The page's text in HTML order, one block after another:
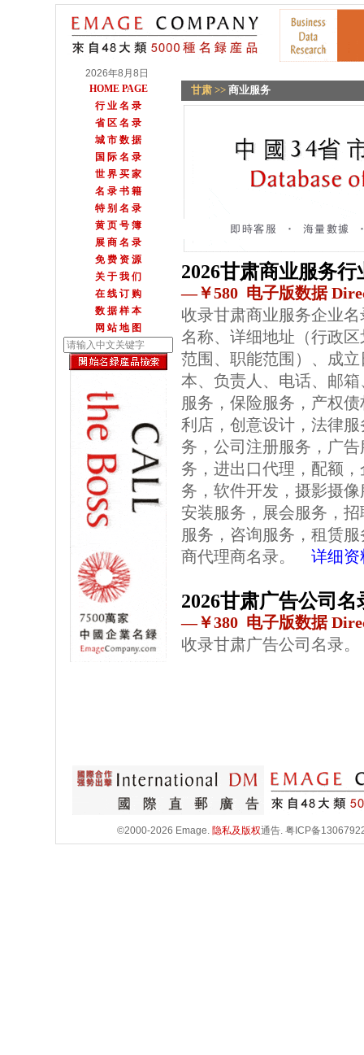
2026年8月8日
HOME PAGE
行 业 名 录
省 区 名 录
城 市 数 据
国 际 名 录
世 界 买 家
名 录 书 籍
特 别 名 录
黄 页 号 簿
展 商 名 录
免 费 资 源
关 于 我 们
在 线 订 购
数 据 样 本
网 站 地 图
甘肃 >> 商业服务
2026甘肃商业服务
—￥580 电子版数据
收录甘肃商业服务企业
名称、详细地址（行政
范围、职能范围）、成
本、负责人、电话、邮
服务，保险服务，产权
利店，创意设计，法律
务，公司注册服务，广
务，进出口代理，配额
务，软件开发，摄影摄
安装服务，展会服务，
服务，咨询服务，租赁
商代理商名录。
详细资
2026甘肃广告公司名
—￥380 电子版数据
收录甘肃广告公司名录。
©2000-2026 Emage. 隐私及版权通告. 粤ICP备